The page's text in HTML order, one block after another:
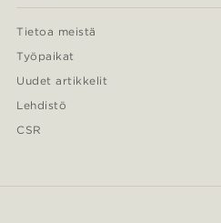
Tietoa meistä
Työpaikat
Uudet artikkelit
Lehdistö
CSR